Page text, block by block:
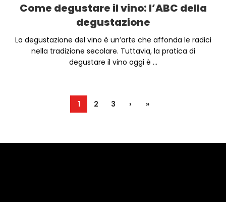
Come degustare il vino: l’ABC della
degustazione
La degustazione del vino è un’arte che affonda le radici
nella tradizione secolare. Tuttavia, la pratica di
degustare il vino oggi è ...
1 2 3 › »